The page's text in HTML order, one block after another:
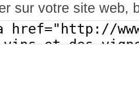
sur votre site web,